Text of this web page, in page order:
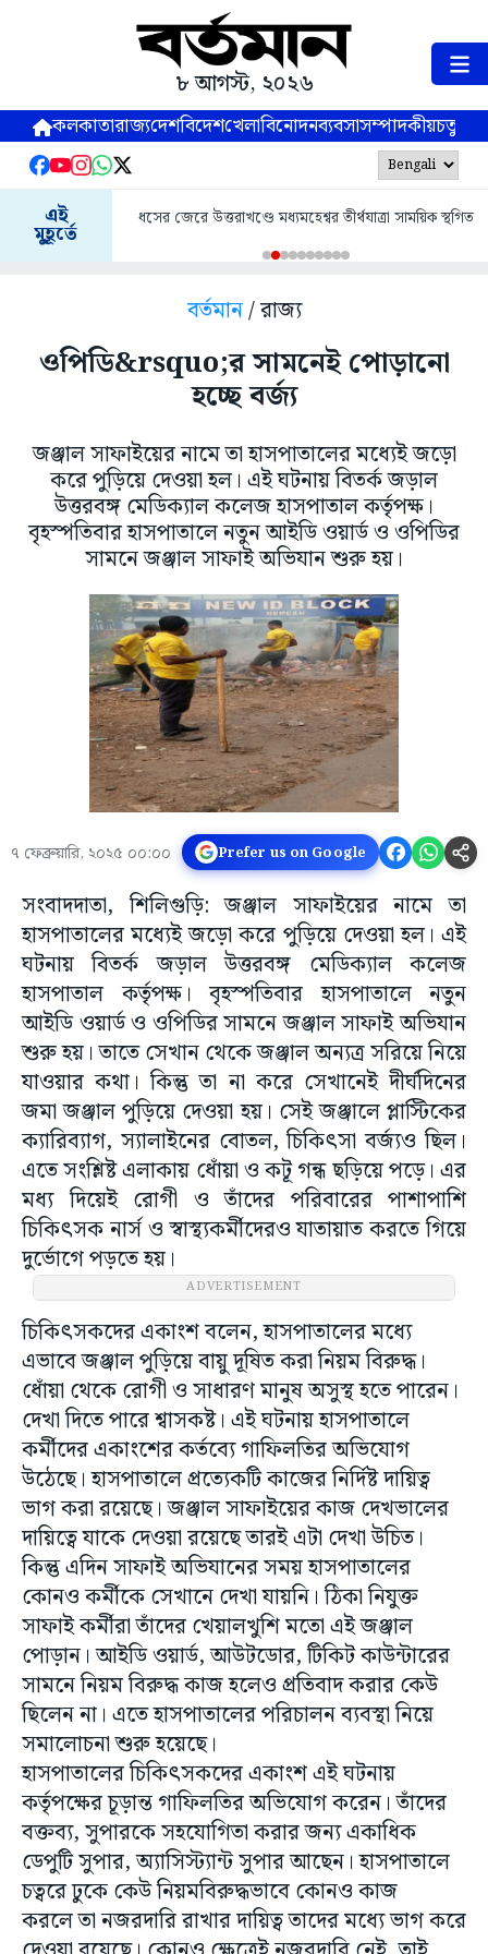
৮ আগস্ট, ২০২৬
কলকাতারাজ্যদেশবিদেশখেলাবিনোদনব্যবসাসম্পাদকীয়
এই
মুহূর্তে
ধসের জেরে উত্তরাখণ্ডে মধ্যমহেশ্বর তীর্থযাত্রা সাময়িক স্থগিত
বর্তমান/ রাজ্য
ওপিডি&rsquo;র সামনেই পোড়ানো
হচ্ছে বর্জ্য
জঞ্জাল সাফাইয়ের নামে তা হাসপাতালের মধ্যেই জড়ো
করে পুড়িয়ে দেওয়া হল। এই ঘটনায় বিতর্ক জড়াল
উত্তরবঙ্গ মেডিক্যাল কলেজ হাসপাতাল কর্তৃপক্ষ।
বৃহস্পতিবার হাসপাতালে নতুন আইডি ওয়ার্ড ও ওপিডির
সামনে জঞ্জাল সাফাই অভিযান শুরু হয়।
৭ ফেব্রুয়ারি, ২০২৫ ০০:০০ Prefer us on Google
সংবাদদাতা, শিলিগুড়ি: জঞ্জাল সাফাইয়ের নামে তা
হাসপাতালের মধ্যেই জড়ো করে পুড়িয়ে দেওয়া হল। এই
ঘটনায় বিতর্ক জড়াল উত্তরবঙ্গ মেডিক্যাল কলেজ
হাসপাতাল কর্তৃপক্ষ। বৃহস্পতিবার হাসপাতালে নতুন
আইডি ওয়ার্ড ও ওপিডির সামনে জঞ্জাল সাফাই অভিযান
শুরু হয়। তাতে সেখান থেকে জঞ্জাল অন্যত্র সরিয়ে নিয়ে
যাওয়ার কথা। কিন্তু তা না করে সেখানেই দীর্ঘদিনের
জমা জঞ্জাল পুড়িয়ে দেওয়া হয়। সেই জঞ্জালে প্লাস্টিকের
ক্যারিব্যাগ, স্যালাইনের বোতল, চিকিৎসা বর্জ্যও ছিল।
এতে সংশ্লিষ্ট এলাকায় ধোঁয়া ও কটূ গন্ধ ছড়িয়ে পড়ে। এর
মধ্য দিয়েই রোগী ও তাঁদের পরিবারের পাশাপাশি
চিকিৎসক নার্স ও স্বাস্থ্যকর্মীদেরও যাতায়াত করতে গিয়ে
দুর্ভোগে পড়তে হয়।
ADVERTISEMENT
চিকিৎসকদের একাংশ বলেন, হাসপাতালের মধ্যে
এভাবে জঞ্জাল পুড়িয়ে বায়ু দূষিত করা নিয়ম বিরুদ্ধ।
ধোঁয়া থেকে রোগী ও সাধারণ মানুষ অসুস্থ হতে পারেন।
দেখা দিতে পারে শ্বাসকষ্ট। এই ঘটনায় হাসপাতালে
কর্মীদের একাংশের কর্তব্যে গাফিলতির অভিযোগ
উঠেছে। হাসপাতালে প্রত্যেকটি কাজের নির্দিষ্ট দায়িত্ব
ভাগ করা রয়েছে। জঞ্জাল সাফাইয়ের কাজ দেখভালের
দায়িত্বে যাকে দেওয়া রয়েছে তারই এটা দেখা উচিত।
কিন্তু এদিন সাফাই অভিযানের সময় হাসপাতালের
কোনও কর্মীকে সেখানে দেখা যায়নি। ঠিকা নিযুক্ত
সাফাই কর্মীরা তাঁদের খেয়ালখুশি মতো এই জঞ্জাল
পোড়ান। আইডি ওয়ার্ড, আউটডোর, টিকিট কাউন্টারের
সামনে নিয়ম বিরুদ্ধ কাজ হলেও প্রতিবাদ করার কেউ
ছিলেন না। এতে হাসপাতালের পরিচালন ব্যবস্থা নিয়ে
সমালোচনা শুরু হয়েছে।
হাসপাতালের চিকিৎসকদের একাংশ এই ঘটনায়
কর্তৃপক্ষের চূড়ান্ত গাফিলতির অভিযোগ করেন। তাঁদের
বক্তব্য, সুপারকে সহযোগিতা করার জন্য একাধিক
ডেপুটি সুপার, অ্যাসিস্ট্যান্ট সুপার আছেন। হাসপাতালে
চত্বরে ঢুকে কেউ নিয়মবিরুদ্ধভাবে কোনও কাজ
করলে তা নজরদারি রাখার দায়িত্ব তাদের মধ্যে ভাগ করে